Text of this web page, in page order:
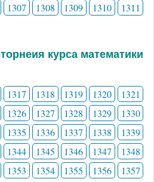
1307 1308 1309 1310
1311
курса математики
1317 1318 1319 1320
1321
1326 1327 1328 1329
1330
1335 1336 1337 1338
1339
1344 1345 1346 1347
1348
1353 1354 1355 1356
1357